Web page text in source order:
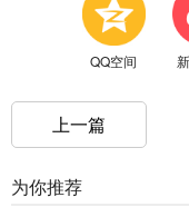
QQ空间
上一篇
为你推荐